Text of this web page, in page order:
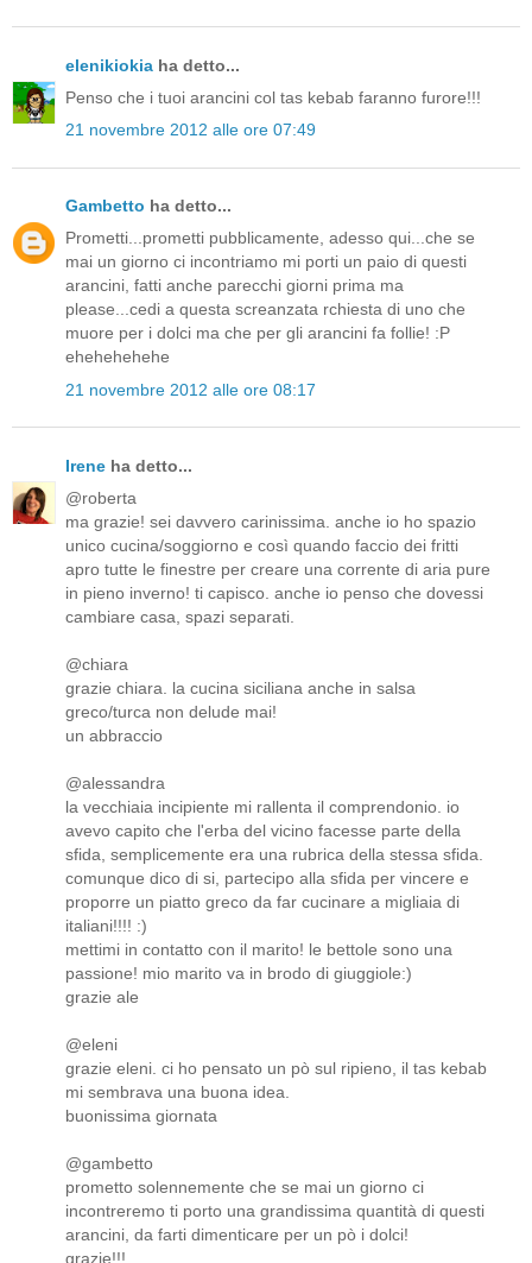
elenikiokia ha detto...
Penso che i tuoi arancini col tas kebab faranno furore!!!
21 novembre 2012 alle ore 07:49
Gambetto ha detto...
Prometti...prometti pubblicamente, adesso qui...che se
mai un giorno ci incontriamo mi porti un paio di questi
arancini, fatti anche parecchi giorni prima ma
please...cedi a questa screanzata rchiesta di uno che
muore per i dolci ma che per gli arancini fa follie! :P
ehehehehehe
21 novembre 2012 alle ore 08:17
Irene ha detto...
@roberta
ma grazie! sei davvero carinissima. anche io ho spazio
unico cucina/soggiorno e così quando faccio dei fritti
apro tutte le finestre per creare una corrente di aria pure
in pieno inverno! ti capisco. anche io penso che dovessi
cambiare casa, spazi separati.
@chiara
grazie chiara. la cucina siciliana anche in salsa
greco/turca non delude mai!
un abbraccio
@alessandra
la vecchiaia incipiente mi rallenta il comprendonio. io
avevo capito che l'erba del vicino facesse parte della
sfida, semplicemente era una rubrica della stessa sfida.
comunque dico di si, partecipo alla sfida per vincere e
proporre un piatto greco da far cucinare a migliaia di
italiani!!!! :)
mettimi in contatto con il marito! le bettole sono una
passione! mio marito va in brodo di giuggiole:)
grazie ale
@eleni
grazie eleni. ci ho pensato un pò sul ripieno, il tas kebab
mi sembrava una buona idea.
buonissima giornata
@gambetto
prometto solennemente che se mai un giorno ci
incontreremo ti porto una grandissima quantità di questi
arancini, da farti dimenticare per un pò i dolci!
grazie!!!